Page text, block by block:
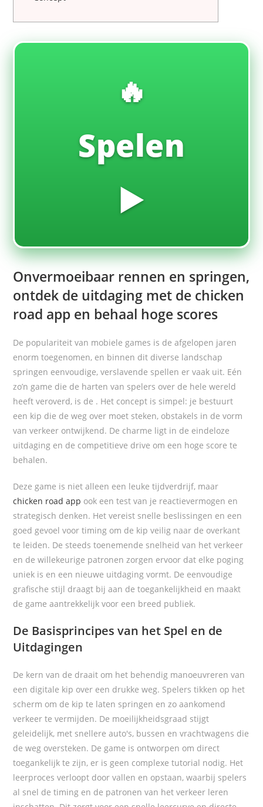
🔥
Spelen
▶️
Onvermoeibaar rennen en springen,
ontdek de uitdaging met de chicken
road app en behaal hoge scores
De populariteit van mobiele games is de afgelopen jaren
enorm toegenomen, en binnen dit diverse landschap
springen eenvoudige, verslavende spellen er vaak uit. Eén
zo’n game die de harten van spelers over de hele wereld
heeft veroverd, is de . Het concept is simpel: je bestuurt
een kip die de weg over moet steken, obstakels in de vorm
van verkeer ontwijkend. De charme ligt in de eindeloze
uitdaging en de competitieve drive om een hoge score te
behalen.
Deze game is niet alleen een leuke tijdverdrijf, maar
chicken road app ook een test van je reactievermogen en
strategisch denken. Het vereist snelle beslissingen en een
goed gevoel voor timing om de kip veilig naar de overkant
te leiden. De steeds toenemende snelheid van het verkeer
en de willekeurige patronen zorgen ervoor dat elke poging
uniek is en een nieuwe uitdaging vormt. De eenvoudige
grafische stijl draagt bij aan de toegankelijkheid en maakt
de game aantrekkelijk voor een breed publiek.
De Basisprincipes van het Spel en de
Uitdagingen
De kern van de draait om het behendig manoeuvreren van
een digitale kip over een drukke weg. Spelers tikken op het
scherm om de kip te laten springen en zo aankomend
verkeer te vermijden. De moeilijkheidsgraad stijgt
geleidelijk, met snellere auto's, bussen en vrachtwagens die
de weg oversteken. De game is ontworpen om direct
toegankelijk te zijn, er is geen complexe tutorial nodig. Het
leerproces verloopt door vallen en opstaan, waarbij spelers
al snel de timing en de patronen van het verkeer leren